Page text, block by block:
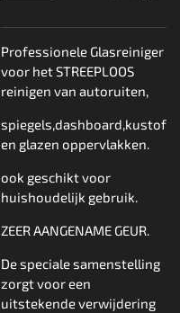
Professionele Glasreiniger
voor het STREEPLOOS
reinigen van autoruiten,
spiegels,dashboard,kustof
en glazen oppervlakken.
ook geschikt voor
huishoudelijk gebruik.
ZEER AANGENAME GEUR.
De speciale samenstelling
zorgt voor een
uitstekende verwijdering